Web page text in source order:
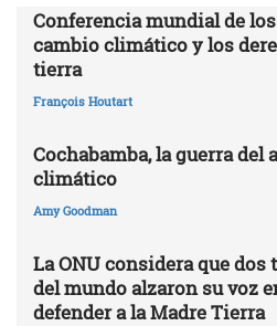
Conferencia mundial de
cambio climático y los
tierra
François Houtart
Cochabamba, la guerra del
climático
Amy Goodman
La ONU considera que dos
del mundo alzaron su voz
defender a la Madre Tierra